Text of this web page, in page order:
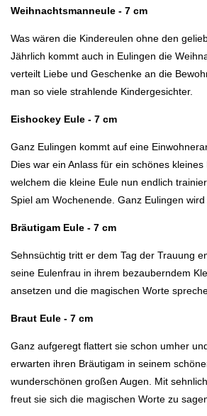
Weihnachtsmanneule - 7 cm
Was wären die Kindereulen ohne den
Jährlich kommt auch in Eulingen die
verteilt Liebe und Geschenke an die
man so viele strahlende Kindergesichter.
Eishockey Eule - 7 cm
Ganz Eulingen kommt auf eine
Dies war ein Anlass für ein schönes
welchem die kleine Eule nun endlich
Spiel am Wochenende. Ganz Eulingen wird
Bräutigam Eule - 7 cm
Sehnsüchtig tritt er dem Tag der Trauung
seine Eulenfrau in ihrem bezauberndem
ansetzen und die magischen Worte
Braut Eule - 7 cm
Ganz aufgeregt flattert sie schon umher
erwarten ihren Bräutigam in seinem
wunderschönen großen Augen. Mit
freut sie sich die magischen Worte zu